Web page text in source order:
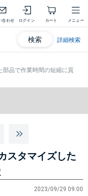
合わせ ログイン カート メニュー
検索 詳細検索
部品で作業時間の短縮に貢
スタマイズした
2023/09/29 09:00